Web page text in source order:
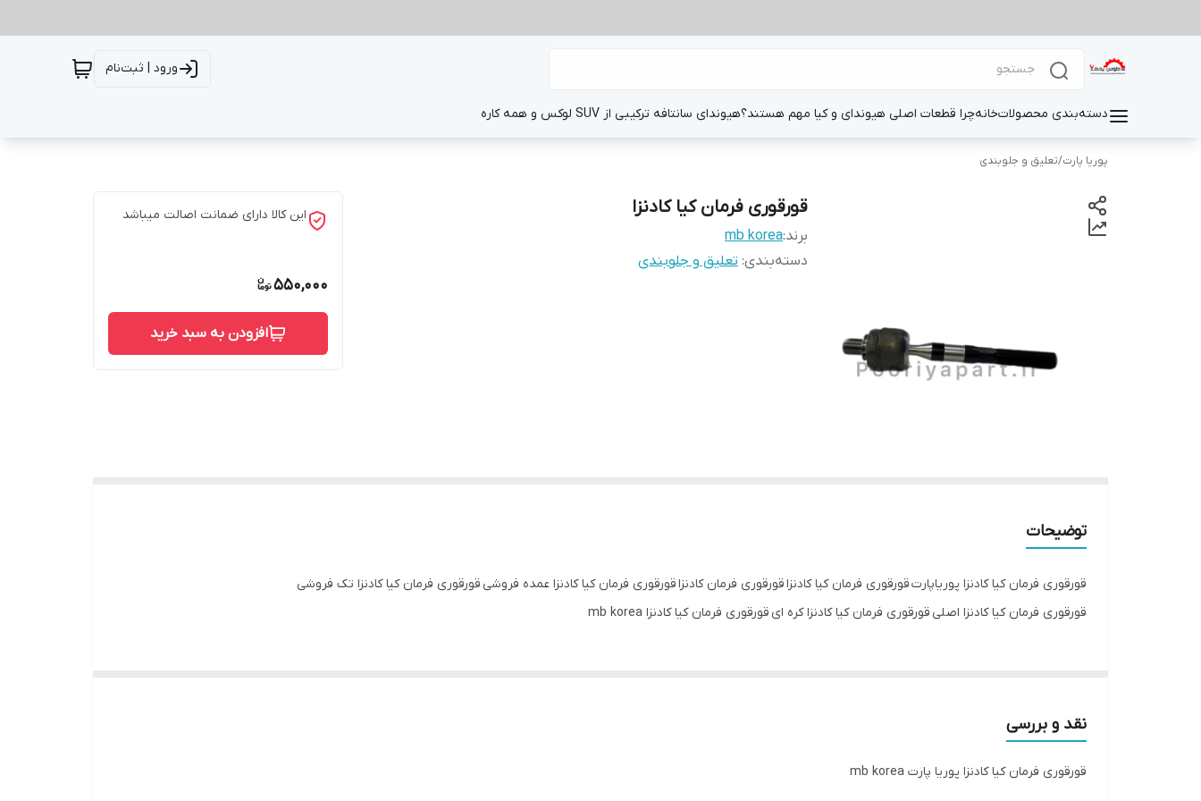
ورود | ثبت‌نام
دسته‌بندی محصولاتخانهچرا قطعات اصلی هیوندای و کیا مهم هستند؟هیوندای سانتافه ترکیبی از SUV لوکس و همه کاره
پوریا پارت/تعلیق و جلوبندی
قورقوری فرمان کیا کادنزا
برند:mb korea
دسته‌بندی: تعلیق و جلوبندی
این کالا دارای ضمانت اصالت میباشد
550,000
افزودن به سبد خرید
توضیحات
قورقوری فرمان کیا کادنزا پوریاپارت قورقوری فرمان کیا کادنزا قورقوری فرمان کادنزا قورقوری فرمان کیا کادنزا عمده فروشی قورقوری فرمان کیا کادنزا تک فروشی
قورقوری فرمان کیا کادنزا اصلی قورقوری فرمان کیا کادنزا کره ای قورقوری فرمان کیا کادنزا mb korea
نقد و بررسی
قورقوری فرمان کیا کادنزا پوریا پارت mb korea